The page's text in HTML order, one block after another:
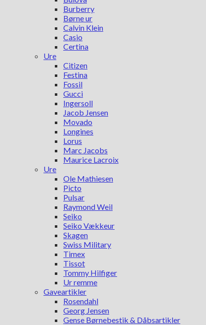
Burberry
Børne ur
Calvin Klein
Casio
Certina
Ure
Citizen
Festina
Fossil
Gucci
Ingersoll
Jacob Jensen
Movado
Longines
Lorus
Marc Jacobs
Maurice Lacroix
Ure
Ole Mathiesen
Picto
Pulsar
Raymond Weil
Seiko
Seiko Vækkeur
Skagen
Swiss Military
Timex
Tissot
Tommy Hilfiger
Ur remme
Gaveartikler
Rosendahl
Georg Jensen
Gense Børnebestik & Dåbsartikler